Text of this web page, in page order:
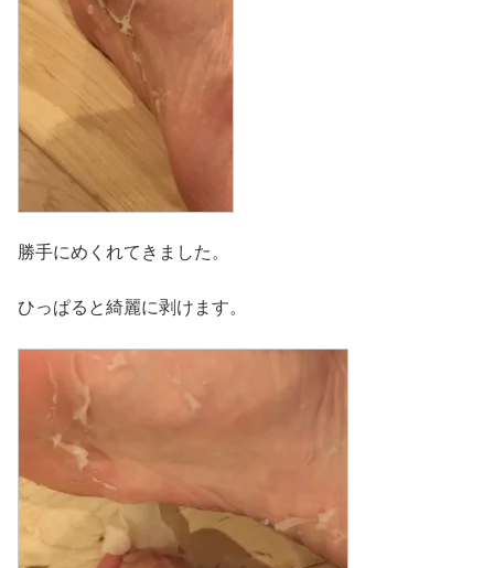
勝手にめくれてきました。
ひっぱると綺麗に剥けます。